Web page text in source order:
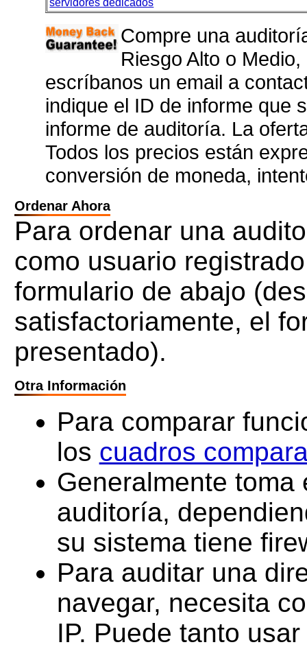
servidores dedicados
Compre una
Riesgo Alto o
escríbanos un email a
indique el ID de informe que
informe de auditoría. La
Todos los precios están
conversión de moneda,
Ordenar Ahora
Para ordenar una
como usuario
formulario de abajo
satisfactoriamente, el
presentado).
Otra Información
Para comparar
los cuadros
Generalmente
auditoría,
su sistema tiene
Para auditar una
navegar, necesita
IP. Puede tanto